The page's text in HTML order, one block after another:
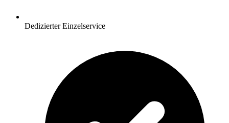
Dedizierter Einzelservice